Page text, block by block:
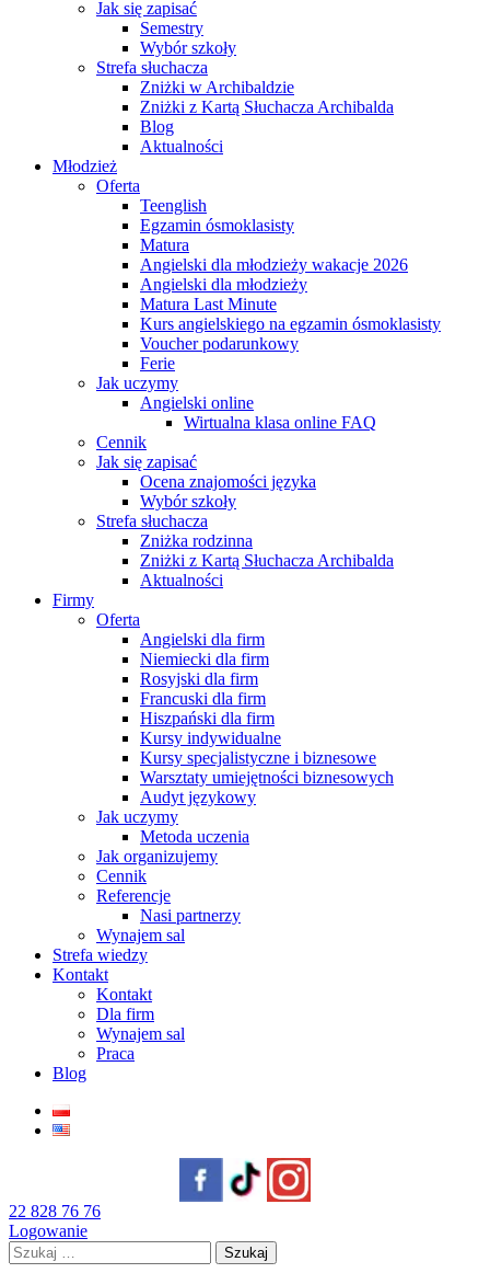
Jak się zapisać
Semestry
Wybór szkoły
Strefa słuchacza
Zniżki w Archibaldzie
Zniżki z Kartą Słuchacza Archibalda
Blog
Aktualności
Młodzież
Oferta
Teenglish
Egzamin ósmoklasisty
Matura
Angielski dla młodzieży wakacje 2026
Angielski dla młodzieży
Matura Last Minute
Kurs angielskiego na egzamin ósmoklasisty
Voucher podarunkowy
Ferie
Jak uczymy
Angielski online
Wirtualna klasa online FAQ
Cennik
Jak się zapisać
Ocena znajomości języka
Wybór szkoły
Strefa słuchacza
Zniżka rodzinna
Zniżki z Kartą Słuchacza Archibalda
Aktualności
Firmy
Oferta
Angielski dla firm
Niemiecki dla firm
Rosyjski dla firm
Francuski dla firm
Hiszpański dla firm
Kursy indywidualne
Kursy specjalistyczne i biznesowe
Warsztaty umiejętności biznesowych
Audyt językowy
Jak uczymy
Metoda uczenia
Jak organizujemy
Cennik
Referencje
Nasi partnerzy
Wynajem sal
Strefa wiedzy
Kontakt
Kontakt
Dla firm
Wynajem sal
Praca
Blog
22 828 76 76
Logowanie
Szukaj: